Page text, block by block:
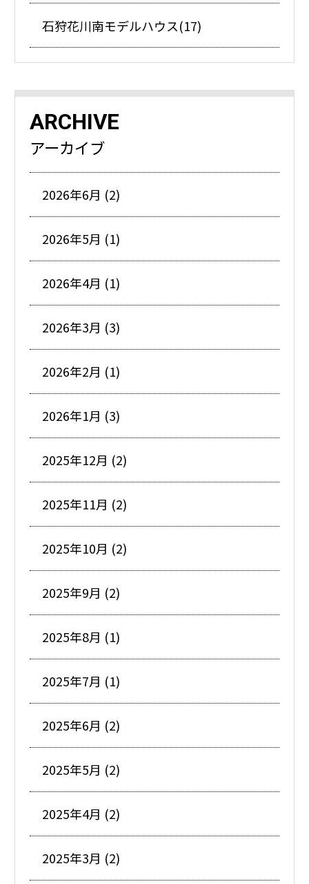
石狩花川南モデルハウス(17)
ARCHIVE
アーカイブ
2026年6月 (2)
2026年5月 (1)
2026年4月 (1)
2026年3月 (3)
2026年2月 (1)
2026年1月 (3)
2025年12月 (2)
2025年11月 (2)
2025年10月 (2)
2025年9月 (2)
2025年8月 (1)
2025年7月 (1)
2025年6月 (2)
2025年5月 (2)
2025年4月 (2)
2025年3月 (2)